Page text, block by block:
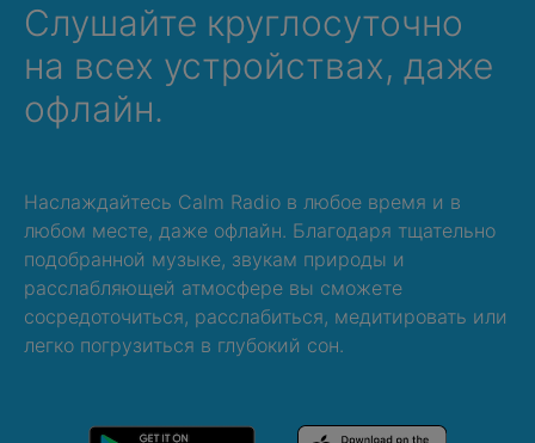
Слушайте круглосуточно
на всех устройствах, даже
офлайн.
Наслаждайтесь Calm Radio в любое время и в
любом месте, даже офлайн. Благодаря тщательно
подобранной музыке, звукам природы и
расслабляющей атмосфере вы сможете
сосредоточиться, расслабиться, медитировать или
легко погрузиться в глубокий сон.